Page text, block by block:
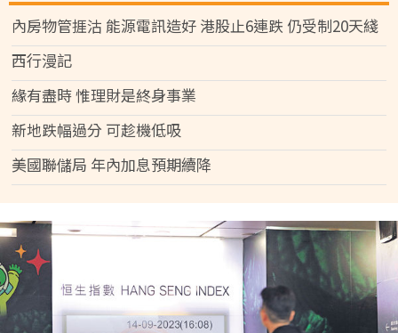
內房物管捱沽 能源電訊造好 港股止6連跌 仍受制20天綫
西行漫記
緣有盡時 惟理財是終身事業
新地跌幅過分 可趁機低吸
美國聯儲局 年內加息預期續降